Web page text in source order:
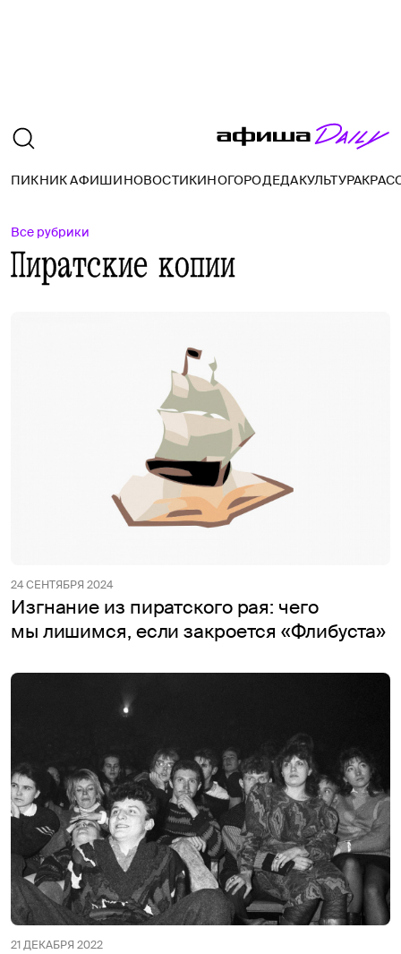
ПИКНИК АФИШИНОВОСТИКИНОГОРОДЕДАКУЛЬТУРА
Все рубрики
Пиратские копии
24 СЕНТЯБРЯ 2024
Изгнание из пиратского рая: чего
мы лишимся, если закроется «Флибуста»
21 ДЕКАБРЯ 2022